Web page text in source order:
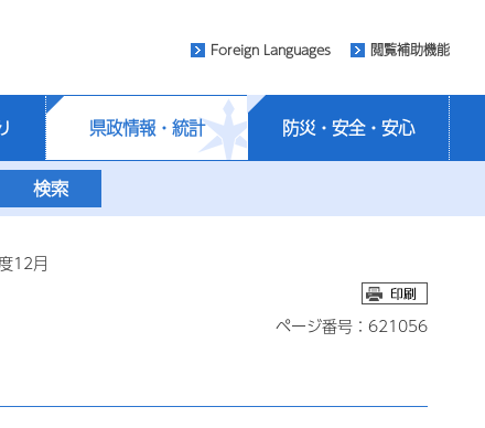
Foreign Languages 閲覧補助機能
県政情報・統計 防災・安全・安心
12月
ページ番号：621056